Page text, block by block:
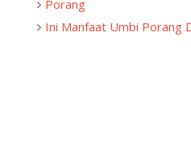
Porang
Ini Manfaat Umbi Porang